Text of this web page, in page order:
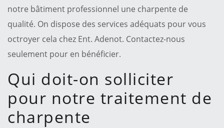
notre bâtiment professionnel une charpente de
qualité. On dispose des services adéquats pour vous
octroyer cela chez Ent. Adenot. Contactez-nous
seulement pour en bénéficier.
Qui doit-on solliciter
pour notre traitement de
charpente